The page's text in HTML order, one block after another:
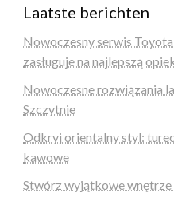
Laatste berichten
Nowoczesny serwis
zasługuje na najlepszą
Nowoczesne rozwiązania
Szczytnie
Odkryj orientalny styl:
kawowe
Stwórz wyjątkowe wnętrze